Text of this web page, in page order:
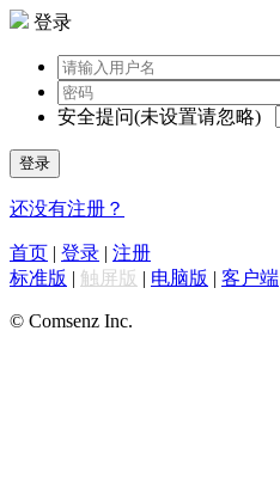
登录
安全提问(未设置请忽略)
登录
还没有注册？
首页 | 登录 | 注册
标准版 | 触屏版 | 电脑版 | 客户端
© Comsenz Inc.